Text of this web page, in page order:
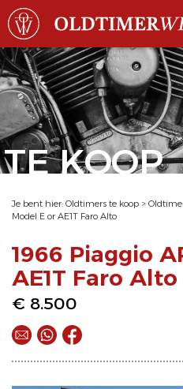
TE KOOP
Je bent hier: Oldtimers te koop >
Model E or AE1T Faro Alto
1966 Piaggio
AE1T Faro Alto
€ 8.500